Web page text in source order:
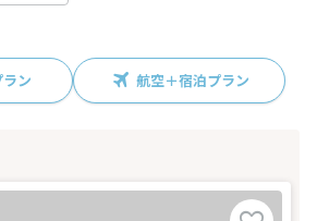
ン 航空＋宿泊プラン